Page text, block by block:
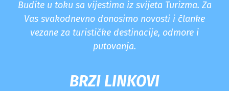
Budite u toku sa vijestima iz svijeta Turizma. Za
Vas svakodnevno donosimo novosti i članke
vezane za turističke destinacije, odmore i
putovanja.
BRZI LINKOVI